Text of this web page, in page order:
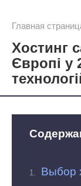
Главная
Хостинг
Європі у
Выбор